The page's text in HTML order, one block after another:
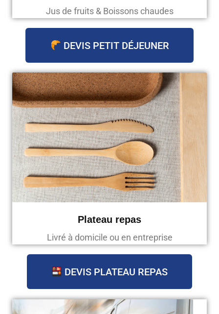
Jus de fruits & Boissons chaudes
DEVIS PETIT DÉJEUNER
Plateau repas
Livré à domicile ou en entreprise
DEVIS PLATEAU REPAS